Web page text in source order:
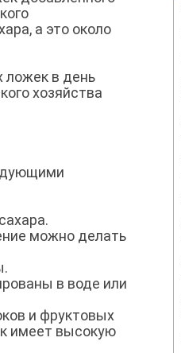
а это около
ложек в день
хозяйства
можно делать
в воде или
и фруктовых
имеет высокую